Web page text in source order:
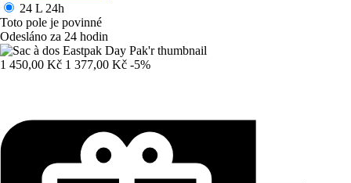
24 L 24h
Toto pole je povinné
Odesláno za 24 hodin
1 450,00 Kč 1 377,00 Kč -5%